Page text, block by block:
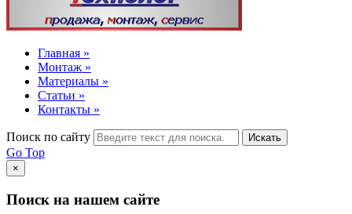
Главная »
Монтаж »
Материалы »
Статьи »
Контакты »
Поиск по сайту Искать
Go Top
×
Поиск на нашем сайте